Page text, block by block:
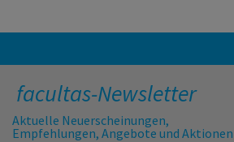
facultas-Newsletter
Aktuelle Neuerscheinungen,
Empfehlungen, Angebote und Aktionen